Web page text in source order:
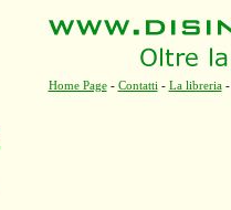
Home Page- Contatti - La libreria